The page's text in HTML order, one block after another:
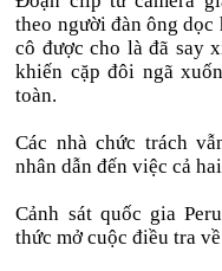
theo người đàn ông dọc
cô được cho là đã say
khiến cặp đôi ngã
toàn.
Các nhà chức trách
nhân dẫn đến việc cả
Cảnh sát quốc gia
thức mở cuộc điều tra